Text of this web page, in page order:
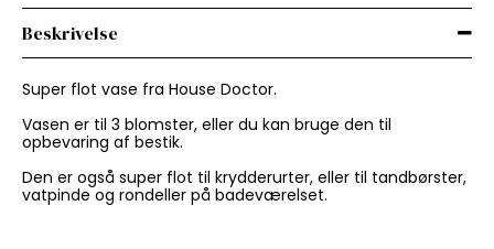
Beskrivelse
Super flot vase fra House Doctor.
Vasen er til 3 blomster, eller du kan bruge den til
opbevaring af bestik.
Den er også super flot til krydderurter, eller til tandbørster,
vatpinde og rondeller på badeværelset.